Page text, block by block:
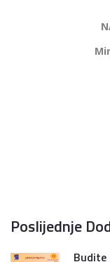
Poslijednje